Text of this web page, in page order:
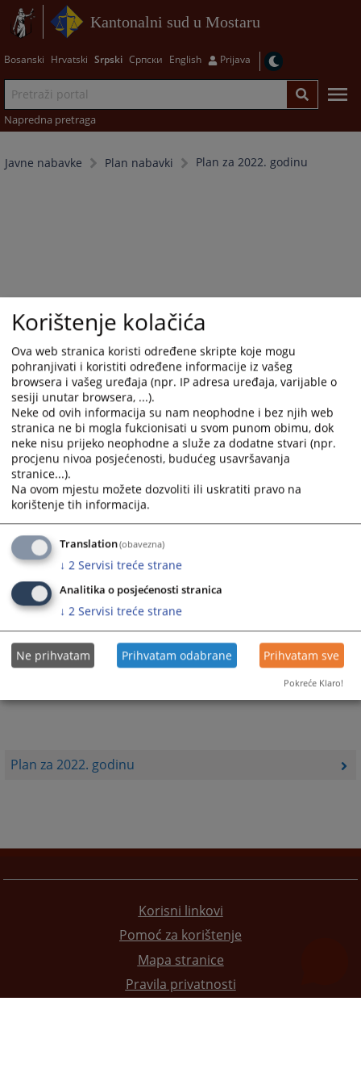
Kantonalni sud u Mostaru
Bosanski Hrvatski Srpski Српски English Prijava
Napredna pretraga
Javne nabavke Plan nabavki Plan za 2022. godinu
Plan za 2022. godinu
Trenutno nema vijesti
Korisni linkovi
Pomoć za korištenje
Mapa stranice
Pravila privatnosti
Korištenje kolačića
Ova web stranica koristi određene skripte koje mogu
pohranjivati i koristiti određene informacije iz vašeg
browsera i vašeg uređaja (npr. IP adresa uređaja, varijable o
sesiji unutar browsera, ...).
Neke od ovih informacija su nam neophodne i bez njih web
stranica ne bi mogla fukcionisati u svom punom obimu, dok
neke nisu prijeko neophodne a služe za dodatne stvari (npr.
procjenu nivoa posjećenosti, budućeg usavršavanja
stranice...).
Na ovom mjestu možete dozvoliti ili uskratiti pravo na
korištenje tih informacija.
Translation(obavezna)
↓ 2 Servisi treće strane
Analitika o posjećenosti stranica
↓ 2 Servisi treće strane
Ne prihvatam Prihvatam odabrane Prihvatam sve
Pokreće Klaro!